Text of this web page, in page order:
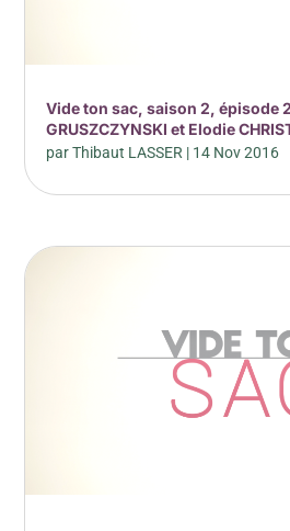
Vide ton sac, saison 2, épisode
GRUSZCZYNSKI et Elodie
parThibaut LASSER | 14 Nov 2016